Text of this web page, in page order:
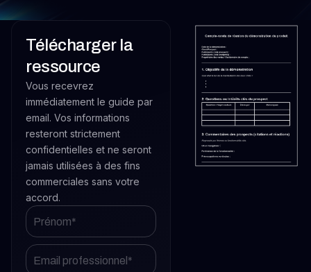
Télécharger la
ressource
Vous recevrez
immédiatement le guide par
email. Vos informations
resteront strictement
confidentielles et ne seront
jamais utilisées à des fins
commerciales sans votre
accord.